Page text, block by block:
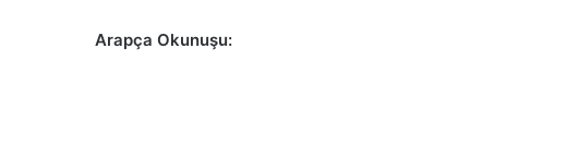
Arapça Okunuşu: